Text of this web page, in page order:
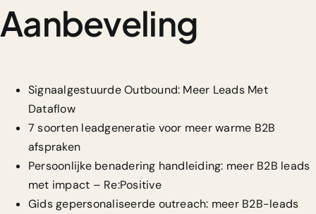
Aanbeveling
Signaalgestuurde Outbound: Meer Leads Met
Dataflow
7 soorten leadgeneratie voor meer warme B2B
afspraken
Persoonlijke benadering handleiding: meer B2B leads
met impact – Re:Positive
Gids gepersonaliseerde outreach: meer B2B-leads